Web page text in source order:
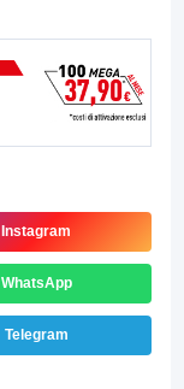
Instagram
WhatsApp
Telegram